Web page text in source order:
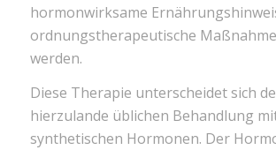
hormonwirksame
ordnungstherapeutische
werden.
Diese Therapie unterscheidet sich
hierzulande üblichen Behandlung
synthetischen Hormonen. Der